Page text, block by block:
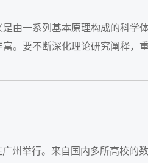
由一系列基本原理构成的科
。要不断深化理论研究阐释
州举行。来自国内多所高校的